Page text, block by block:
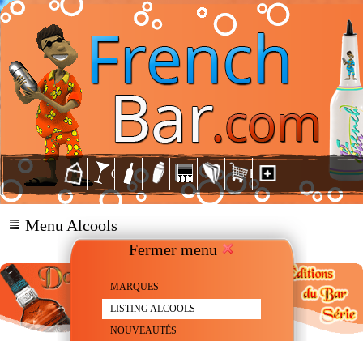
Fermer menu
MARQUES
LISTING ALCOOLS
NOUVEAUTÉS
Menu Alcools